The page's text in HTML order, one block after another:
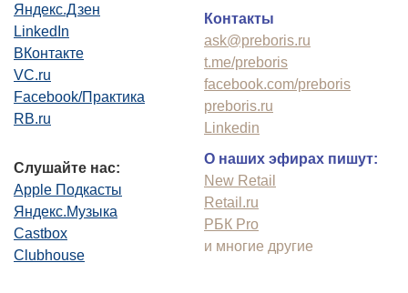
Яндекс.Дзен
LinkedIn
ВКонтакте
VC.ru
Facebook/Практика
RB.ru
Слушайте нас:
Apple Подкасты
Яндекс.Музыка
Castbox
Clubhouse
Контакты
ask@preboris.ru
t.me/preboris
facebook.com/preboris
preboris.ru
Linkedin
О наших эфирах пишут:
New Retail
Retail.ru
РБК Pro
и многие другие